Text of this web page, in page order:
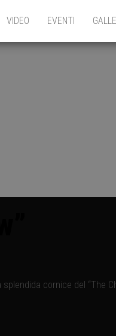
VIDEO EVENTI
cornice del “The